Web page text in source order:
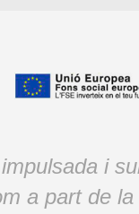
i
a part de